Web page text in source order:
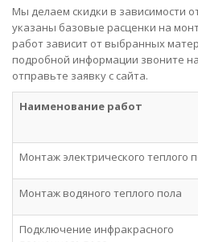
Мы делаем скидки в зависимости
указаны базовые расценки на
работ зависит от выбранных
подробной информации звоните
отправьте заявку с сайта.
Наименование работ
Монтаж электрического теплого
Монтаж водяного теплого пола
Подключение инфракрасного